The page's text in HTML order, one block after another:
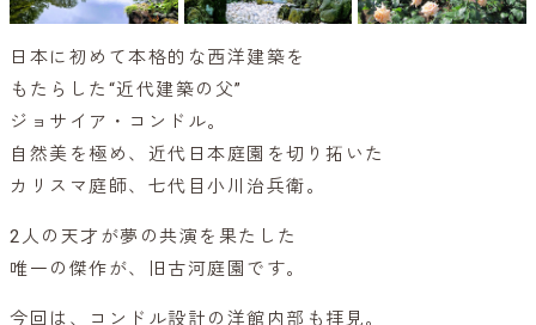
日本に初めて本格的な西洋建築を
もたらした“近代建築の父”
ジョサイア・コンドル。
自然美を極め、近代日本庭園を切り拓いた
カリスマ庭師、七代目小川治兵衛。
2人の天才が夢の共演を果たした
唯一の傑作が、旧古河庭園です。
今回は、コンドル設計の洋館内部も拝見。